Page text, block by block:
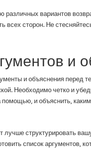
вариантов
всех сторон. Не
и
и объяснения перед
Необходимо четко и
и объяснить,
лучше структурировать
список аргументов,